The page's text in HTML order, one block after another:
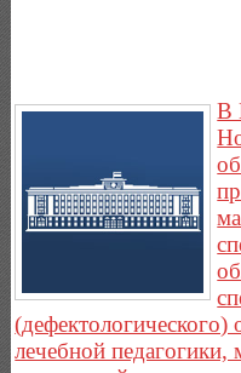
В
(дефектологического)
лечебной педагогики,